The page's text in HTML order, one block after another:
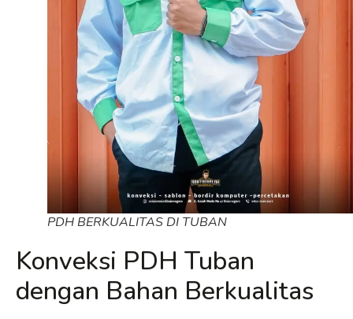
PDH BERKUALITAS DI TUBAN
Konveksi PDH Tuban
dengan Bahan Berkualitas